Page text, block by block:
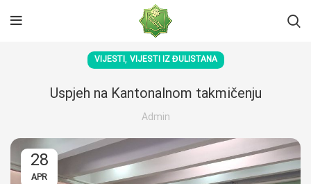
VIJESTI, VIJESTI IZ ĐULISTANA
Uspjeh na Kantonalnom takmičenju
Admin
28
APR